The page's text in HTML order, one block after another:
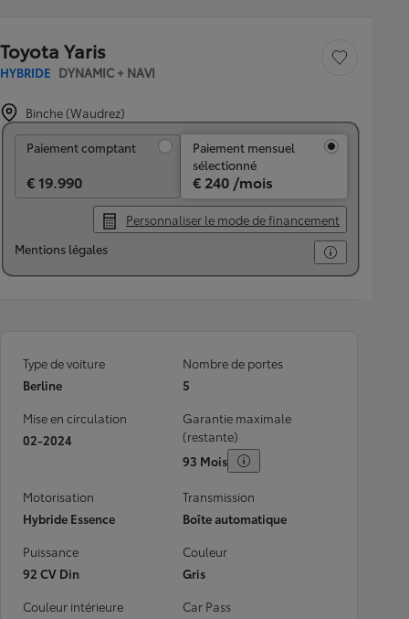
Toyota Yaris
HYBRIDE DYNAMIC + NAVI
Sauvegarder le
Binche (Waudrez)
Paiement comptant
€ 19.990
Paiement mensuel
sélectionné
€ 240 /mois
Personnaliser le mode de financement
Mentions légales
Type de voiture
Berline
Nombre de portes
5
Mise en circulation
02-2024
Garantie maximale
(restante)
93 Mois
Motorisation
Hybride Essence
Transmission
Boîte automatique
Puissance
92 CV Din
Couleur
Gris
Couleur intérieure
Car Pass